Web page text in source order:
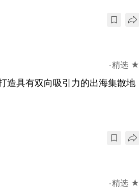
精选 ★
造具有双向吸引力的出海集散地
精选 ★